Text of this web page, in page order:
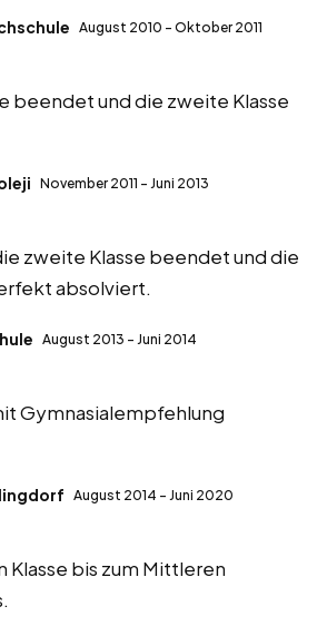
August 2010 – Oktober 2011
beendet und die zweite Klasse
November 2011 – Juni 2013
zweite Klasse beendet und die
absolviert.
August 2013 – Juni 2014
Gymnasialempfehlung
August 2014 – Juni 2020
Klasse bis zum Mittleren